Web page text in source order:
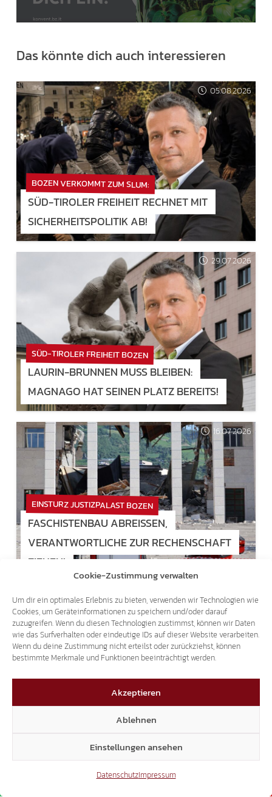
Cookie-Zustimmung verwalten
Um dir ein optimales Erlebnis zu bieten, verwenden wir Technologien wie
Cookies, um Geräteinformationen zu speichern und/oder darauf
zuzugreifen. Wenn du diesen Technologien zustimmst, können wir Daten
wie das Surfverhalten oder eindeutige IDs auf dieser Website verarbeiten.
Wenn du deine Zustimmung nicht erteilst oder zurückziehst, können
bestimmte Merkmale und Funktionen beeinträchtigt werden.
Akzeptieren
Ablehnen
Einstellungen ansehen
DatenschutzImpressum
Das könnte dich auch interessieren
05.08.2026
BOZEN VERKOMMT ZUM SLUM:
SÜD-TIROLER FREIHEIT RECHNET MIT
SICHERHEITSPOLITIK AB!
29.07.2026
SÜD-TIROLER FREIHEIT BOZEN
LAURIN-BRUNNEN MUSS BLEIBEN:
MAGNAGO HAT SEINEN PLATZ BEREITS!
16.07.2026
EINSTURZ JUSTIZPALAST BOZEN
FASCHISTENBAU ABREISSEN, V
ERANTWORTLICHE ZUR RECHENSCHAFT Z
IEHEN!